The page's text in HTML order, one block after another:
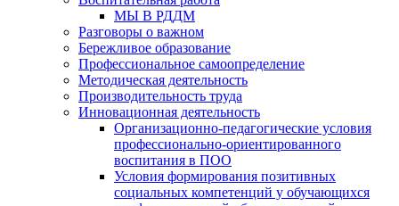
МЫ В РДДМ
Разговоры о важном
Бережливое образование
Профессиональное самоопределение
Методическая деятельность
Производительность труда
Инновационная деятельность
Организационно-педагогические условия
профессионально-ориентированного
воспитания в ПОО
Условия формирования позитивных
социальных компетенций у обучающихся